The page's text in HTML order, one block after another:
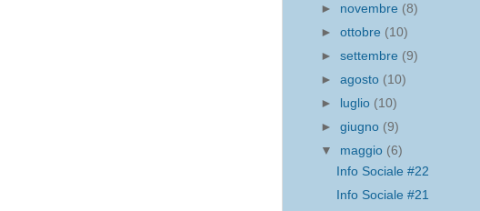
► novembre (8)
►ottobre (10)
►settembre (9)
►agosto (10)
►
luglio (10)
►giugno (9)
▼ maggio (6)
Info Sociale #22
Info Sociale #21